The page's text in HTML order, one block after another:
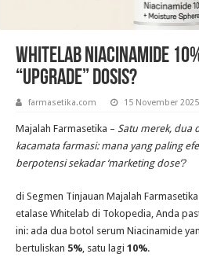
Whitelab Niacinamide
“Upgrade” Dosis?
farmasetika.com 15 November 2025
Majalah Farmasetika – Satu merek, dua
kacamata farmasi: mana yang paling
berpotensi sekadar ‘marketing dose’?
di Segmen Tinjauan Majalah
etalase Whitelab di Tokopedia, Anda
ini: ada dua botol serum Niacinamide
bertuliskan 5%, satu lagi 10%.